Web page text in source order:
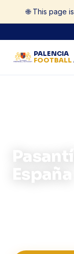
🌐 This page
PALENCIA
FOOTBALL
España